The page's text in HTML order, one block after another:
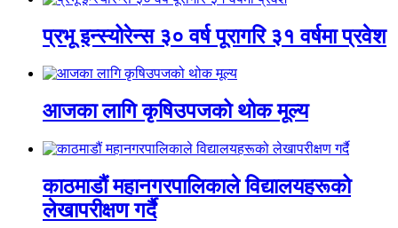
प्रभू इन्स्योरेन्स ३० वर्ष पूरागरि ३१ वर्षमा प्रवेश
आजका लागि कृषिउपजको थोक मूल्य
काठमाडौं महानगरपालिकाले विद्यालयहरूको
लेखापरीक्षण गर्दै